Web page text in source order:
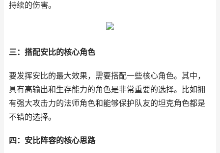
持续的伤害。
三：搭配安比的核心角色
要发挥安比的最大效果，需要搭配一些核心角色。其中，
具有高输出和生存能力的角色是非常重要的选择。比如拥
有强大攻击力的法师角色和能够保护队友的坦克角色都是
不错的选择。
四：安比阵容的核心思路